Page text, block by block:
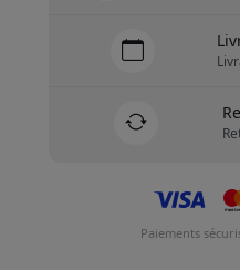
Paiements